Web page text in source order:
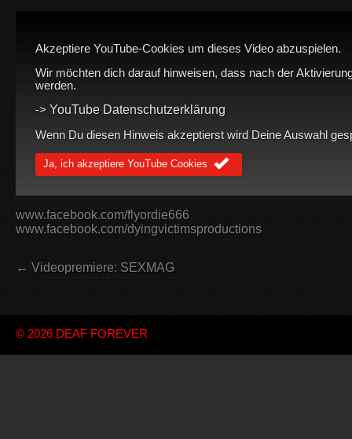
Akzeptiere YouTube-Cookies um dieses Video abzuspielen.
Wir möchten dich darauf hinweisen, dass nach der
werden.
-> YouTube Datenschutzerklärung
Wenn Du diesen Hinweis akzeptierst wird Deine Auswahl
Ja, ich akzeptiere YouTube Cookies
www.facebook.com/flyordie666
www.facebook.com/dyingvictimsproductions
← Videopremiere: SEXMAG
© 2026 DEAF FOREVER